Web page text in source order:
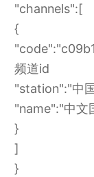
"channels":[
{
频道id
"station":"中
"name":"中文
}
]
}